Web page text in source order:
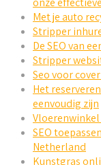
Met je auto
Stripper
De SEO van
Stripper
Seo voor
Het
eenvoudig zijn
SEO
Netherland
Kunstgras